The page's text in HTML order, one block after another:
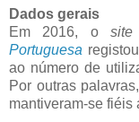
Dados gerais
Em 2016, osite
Portuguesa
ao número de
Por outras
mantiveram-se fiéis